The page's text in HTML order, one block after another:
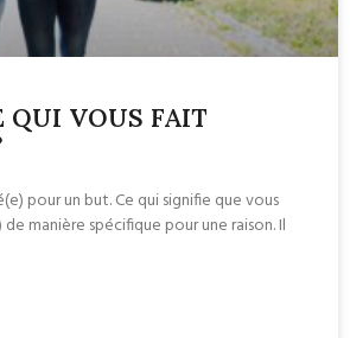
QUI VOUS FAIT
pour un but. Ce qui signifie que vous
manière spécifique pour une raison. Il